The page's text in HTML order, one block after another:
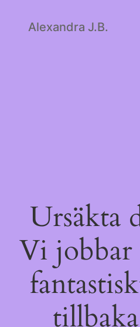
Alexandra J.B.
Ursäkta
Vi jobbar